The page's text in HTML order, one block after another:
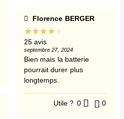
Florence BERGER
25 avis
septembre 27, 2024
Bien mais la batterie
pourrait durer plus
longtemps.
Utile ? 0 0